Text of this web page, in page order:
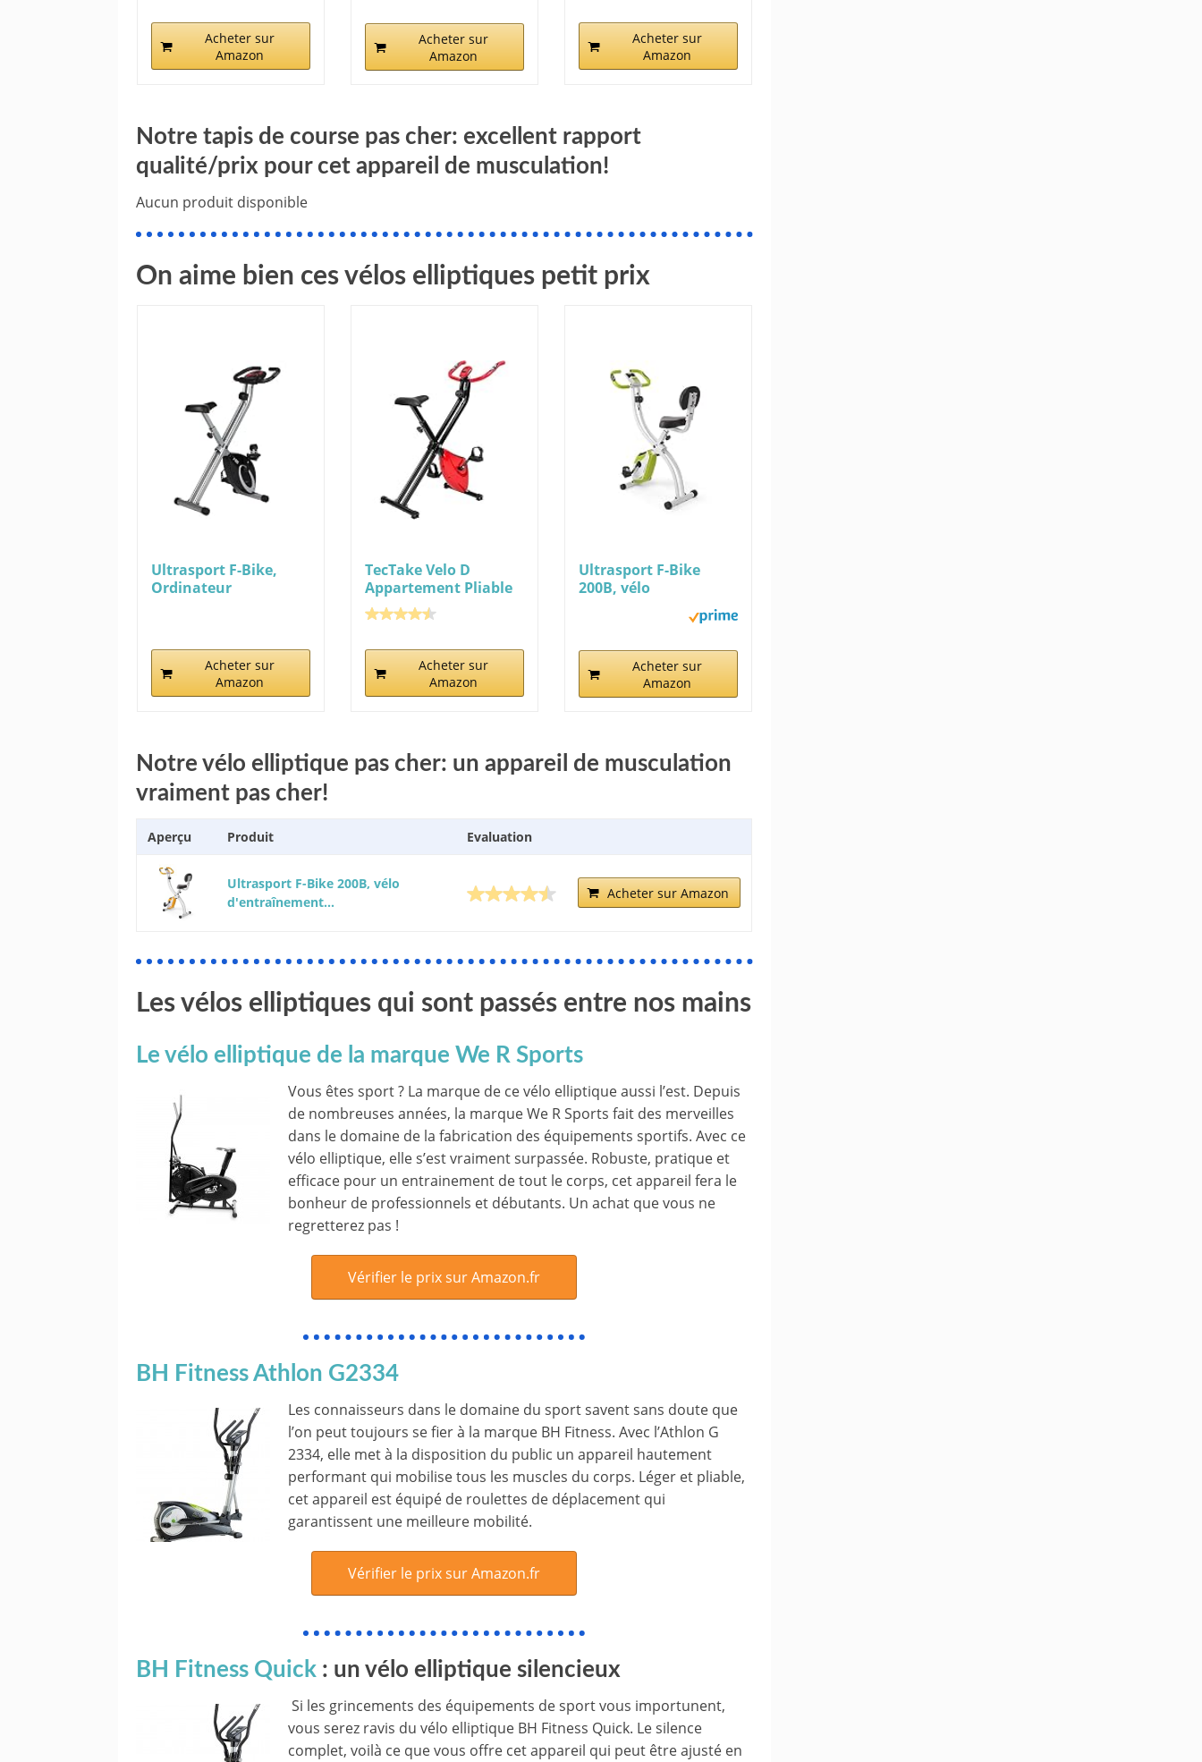
Acheter sur
Amazon
Acheter sur
Amazon
Acheter sur
Amazon
Notre tapis de course pas cher: excellent rapport
qualité/prix pour cet appareil de musculation!
Aucun produit disponible
On aime bien ces vélos elliptiques petit prix
Ultrasport F-Bike,
Ordinateur
Acheter sur
Amazon
TecTake Velo D
Appartement Pliable
ELLIPTIQUE...
Acheter sur
Amazon
Ultrasport F-Bike
200B, vélo
Acheter sur
Amazon
Notre vélo elliptique pas cher: un appareil de musculation
vraiment pas cher!
Aperçu Produit Evaluation
Ultrasport F-Bike 200B, vélo
d'entraînement...
Acheter sur Amazon
Les vélos elliptiques qui sont passés entre nos mains
Le vélo elliptique de la marque We R Sports
Vous êtes sport ? La marque de ce vélo elliptique aussi l’est. Depuis
de nombreuses années, la marque We R Sports fait des merveilles
dans le domaine de la fabrication des équipements sportifs. Avec ce
vélo elliptique, elle s’est vraiment surpassée. Robuste, pratique et
efficace pour un entrainement de tout le corps, cet appareil fera le
bonheur de professionnels et débutants. Un achat que vous ne
regretterez pas !
Vérifier le prix sur Amazon.fr
BH Fitness Athlon G2334
Les connaisseurs dans le domaine du sport savent sans doute que
l’on peut toujours se fier à la marque BH Fitness. Avec l’Athlon G
2334, elle met à la disposition du public un appareil hautement
performant qui mobilise tous les muscles du corps. Léger et pliable,
cet appareil est équipé de roulettes de déplacement qui
garantissent une meilleure mobilité.
Vérifier le prix sur Amazon.fr
BH Fitness Quick : un vélo elliptique silencieux
Si les grincements des équipements de sport vous importunent,
vous serez ravis du vélo elliptique BH Fitness Quick. Le silence
complet, voilà ce que vous offre cet appareil qui peut être ajusté en